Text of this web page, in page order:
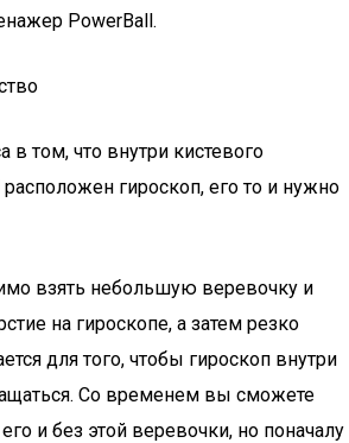
PowerBall.
в том, что внутри кистевого
гироскоп, его то и нужно
взять небольшую веревочку и
на гироскопе, а затем резко
для того, чтобы гироскоп внутри
Со временем вы сможете
его и без этой веревочки, но поначалу